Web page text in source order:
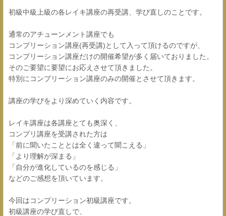
初級中級上級の各レイキ講座の再受講、学び直しのことです。
通常のアチューンメント講座でも
コンプリーション講座(再受講)として入って頂けるのですが、
コンプリーション講座だけの開催希望が多く届いておりました。
そのご要望に要望にお応えさせて頂きました。
特別にコンプリーション講座のみの開催とさせて頂きます。
講座の学びをより深めていく内容です。
レイキ講座は各講座とても奥深く、
コンプリ講座を受講された方は
「前に聞いたこととは全く違って聞こえる」
「より理解が深まる」
「自分が進化しているのを感じる」
などのご感想を頂いています。
今回はコンプリーション初級講座です。
初級講座の学び直しで、